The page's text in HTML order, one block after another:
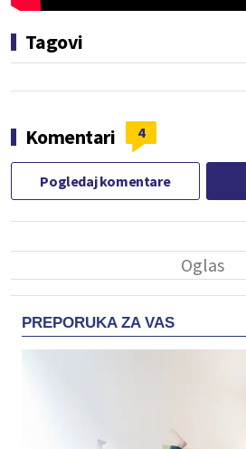
Tagovi
Komentari 4
Pogledaj komentare
PREPORUKA ZA VAS